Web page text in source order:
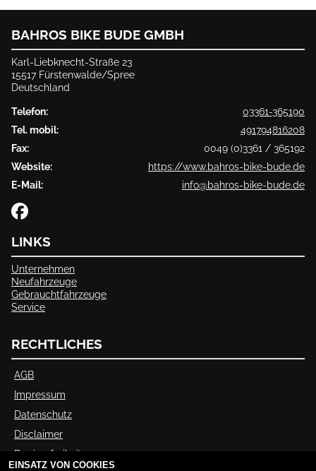
BAHROS BIKE BUDE GMBH
Karl-Liebknecht-Straße 23
15517 Fürstenwalde/Spree
Deutschland
Telefon:
03361-365190
Tel. mobil:
491794816208
Fax:
0049 (0)3361 / 365192
Website:
https://www.bahros-bike-bude.de
E-Mail:
info@bahros-bike-bude.de
LINKS
Unternehmen
Neufahrzeuge
Gebrauchtfahrzeuge
Service
RECHTLICHES
AGB
Impressum
Datenschutz
Disclaimer
Barrierefreiheit
EINSATZ VON COOKIES